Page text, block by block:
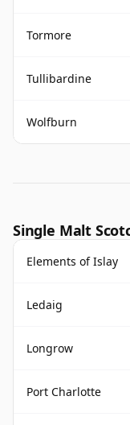
Tormore
Tullibardine
Wolfburn
Single Malt
Elements of Islay
Ledaig
Longrow
Port Charlotte